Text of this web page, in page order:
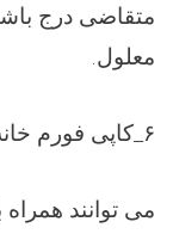
متقاضی درج
معلول.
۶ کاپی فورم
می توانند